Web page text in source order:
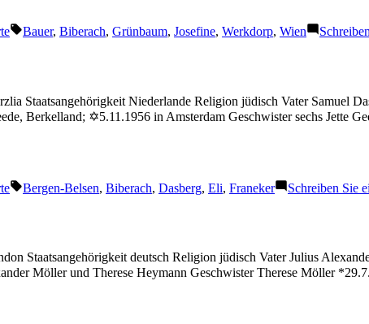
Schlagwörter:
Bauer, Biberach, Grünbaum, Josefine, Werkdorp, Wien
Staatsangehörigkeit Niederlande Religion jüdisch Vater Samuel
Berkelland; ✡5.11.1956 in Amsterdam Geschwister sechs Jette
Schlagwörter:
Bergen-Belsen, Biberach, Dasberg, Eli, Franeker Schreiben Sie
Staatsangehörigkeit deutsch Religion jüdisch Vater Julius
Möller und Therese Heymann Geschwister Therese Möller